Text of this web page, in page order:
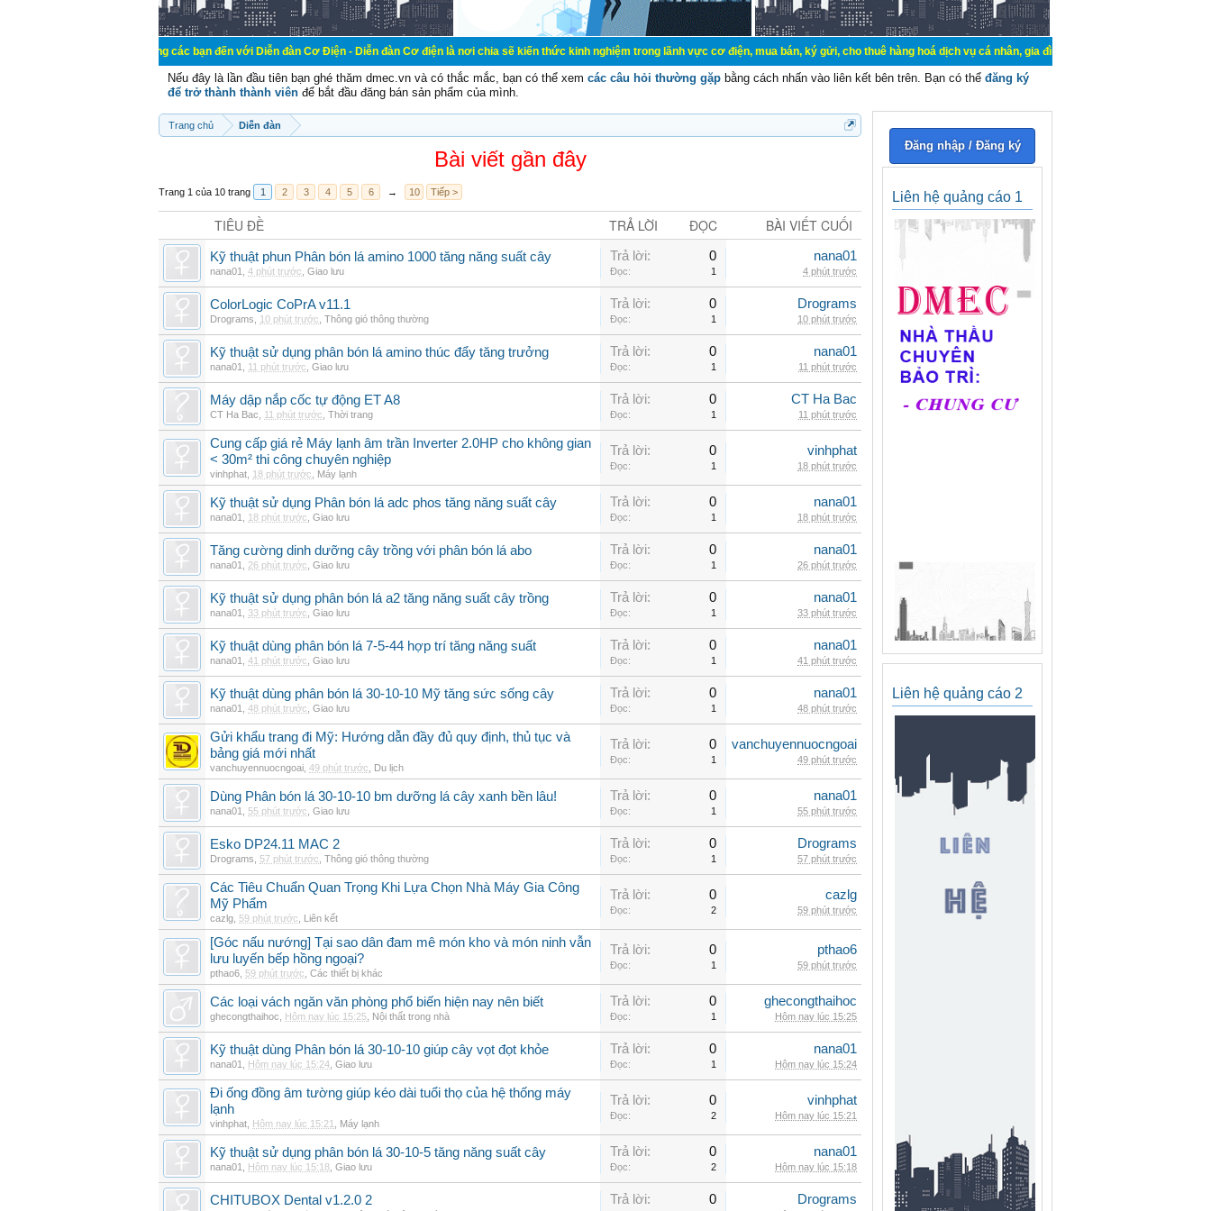
Chào mừng các bạn đến với Diễn đàn Cơ Điện - Diễn đàn Cơ điện là nơi chia sẽ kiến thức kinh nghiệm trong lãnh vực cơ điện, mua bán, ký gửi, cho thuê hàng hoá dịch vụ cá nhân, gia đình. Mua bán, ký gửi, cho thuê thiết bị
Nếu đây là lần đầu tiên bạn ghé thăm dmec.vn và có thắc mắc, bạn có thể xem các câu hỏi thường gặp bằng cách nhấn vào liên kết bên trên. Bạn có thể đăng ký
để trở thành thành viên để bắt đầu đăng bán sản phẩm của mình.
Trang chủ Diễn đàn
Bài viết gần đây
Trang 1 của 10 trang 1 2 3 4 5 6 → 10 Tiếp >
TIÊU ĐỀ TRẢ LỜI ĐỌC BÀI VIẾT CUỐI
Kỹ thuật phun Phân bón lá amino 1000 tăng năng suất cây
nana01 4 phút trước Giao lưu
Trả lời: 0
Đọc: 1
nana01
4 phút trước
ColorLogic CoPrA v11.1
Drograms 10 phút trước Thông gió thông thường
Trả lời: 0
Đọc: 1
Drograms
10 phút trước
Kỹ thuật sử dụng phân bón lá amino thúc đẩy tăng trưởng
nana01 11 phút trước Giao lưu
Trả lời: 0
Đọc: 1
nana01
11 phút trước
Máy dập nắp cốc tự động ET A8
CT Ha Bac 11 phút trước Thời trang
Trả lời: 0
Đọc: 1
CT Ha Bac
11 phút trước
Cung cấp giá rẻ Máy lạnh âm trần Inverter 2.0HP cho không gian
< 30m² thi công chuyên nghiệp
vinhphat 18 phút trước Máy lạnh
Trả lời: 0
Đọc: 1
vinhphat
18 phút trước
Kỹ thuật sử dụng Phân bón lá adc phos tăng năng suất cây
nana01 18 phút trước Giao lưu
Trả lời: 0
Đọc: 1
nana01
18 phút trước
Tăng cường dinh dưỡng cây trồng với phân bón lá abo
nana01 26 phút trước Giao lưu
Trả lời: 0
Đọc: 1
nana01
26 phút trước
Kỹ thuật sử dụng phân bón lá a2 tăng năng suất cây trồng
nana01 33 phút trước Giao lưu
Trả lời: 0
Đọc: 1
nana01
33 phút trước
Kỹ thuật dùng phân bón lá 7-5-44 hợp trí tăng năng suất
nana01 41 phút trước Giao lưu
Trả lời: 0
Đọc: 1
nana01
41 phút trước
Kỹ thuật dùng phân bón lá 30-10-10 Mỹ tăng sức sống cây
nana01 48 phút trước Giao lưu
Trả lời: 0
Đọc: 1
nana01
48 phút trước
Gửi khẩu trang đi Mỹ: Hướng dẫn đầy đủ quy định, thủ tục và
bảng giá mới nhất
vanchuyennuocngoai 49 phút trước Du lịch
Trả lời: 0
Đọc: 1
vanchuyennuocngoai
49 phút trước
Dùng Phân bón lá 30-10-10 bm dưỡng lá cây xanh bền lâu!
nana01 55 phút trước Giao lưu
Trả lời: 0
Đọc: 1
nana01
55 phút trước
Esko DP24.11 MAC 2
Drograms 57 phút trước Thông gió thông thường
Trả lời: 0
Đọc: 1
Drograms
57 phút trước
Các Tiêu Chuẩn Quan Trọng Khi Lựa Chọn Nhà Máy Gia Công
Mỹ Phẩm
cazlg 59 phút trước Liên kết
Trả lời: 0
Đọc: 2
cazlg
59 phút trước
[Góc nấu nướng] Tại sao dân đam mê món kho và món ninh vẫn
lưu luyến bếp hồng ngoại?
pthao6 59 phút trước Các thiết bị khác
Trả lời: 0
Đọc: 1
pthao6
59 phút trước
Các loại vách ngăn văn phòng phổ biến hiện nay nên biết
ghecongthaihoc Hôm nay lúc 15:25 Nội thất trong nhà
Trả lời: 0
Đọc: 1
ghecongthaihoc
Hôm nay lúc 15:25
Kỹ thuật dùng Phân bón lá 30-10-10 giúp cây vọt đọt khỏe
nana01 Hôm nay lúc 15:24 Giao lưu
Trả lời: 0
Đọc: 1
nana01
Hôm nay lúc 15:24
Đi ống đồng âm tường giúp kéo dài tuổi thọ của hệ thống máy
lạnh
vinhphat Hôm nay lúc 15:21 Máy lạnh
Trả lời: 0
Đọc: 2
vinhphat
Hôm nay lúc 15:21
Kỹ thuật sử dụng phân bón lá 30-10-5 tăng năng suất cây
nana01 Hôm nay lúc 15:18 Giao lưu
Trả lời: 0
Đọc: 2
nana01
Hôm nay lúc 15:18
CHITUBOX Dental v1.2.0 2 Trả lời: 0 Drograms
Đăng nhập / Đăng ký
Liên hệ quảng cáo 1
Liên hệ quảng cáo 2